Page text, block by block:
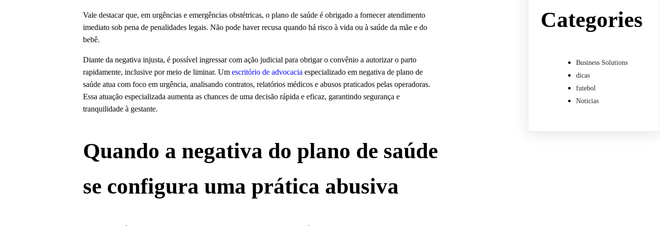
Vale destacar que, em urgências e emergências obstétricas, o plano de saúde é obrigado a fornecer atendimento
imediato sob pena de penalidades legais. Não pode haver recusa quando há risco à vida ou à saúde da mãe e do
bebê.
Diante da negativa injusta, é possível ingressar com ação judicial para obrigar o convênio a autorizar o parto
rapidamente, inclusive por meio de liminar. Umescritório de advocacia especializado em negativa de plano de
saúde atua com foco em urgência, analisando contratos, relatórios médicos e abusos praticados pelas operadoras.
Essa atuação especializada aumenta as chances de uma decisão rápida e eficaz, garantindo segurança e
tranquilidade à gestante.
Quando a negativa do plano de saúde
se configura uma prática abusiva
Categories
Business Solutions
dicas
futebol
Noticias